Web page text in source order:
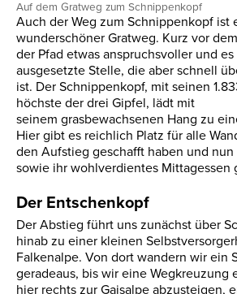
Auf dem Gratweg zum Schnippenkopf
Auch der Weg zum Schnippenkopf ist
wunderschöner Gratweg. Kurz vor
der Pfad etwas anspruchsvoller und
ausgesetzte Stelle, die aber schnell
ist. Der Schnippenkopf, mit seinen
höchste der drei Gipfel, lädt mit
seinem grasbewachsenen Hang zu
Hier gibt es reichlich Platz für alle
den Aufstieg geschafft haben und
sowie ihr wohlverdientes Mittagessen
Der Entschenkopf
Der Abstieg führt uns zunächst über
hinab zu einer kleinen
Falkenalpe. Von dort wandern wir ein
geradeaus, bis wir eine Wegkreuzung
hier rechts zur Gaisalpe abzusteigen,